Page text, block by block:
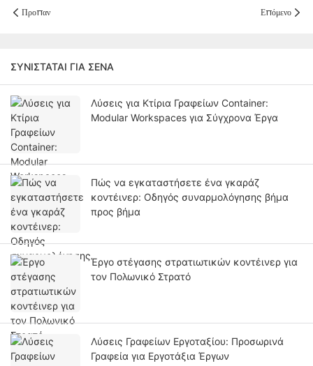
Προπαν Επόμενο
ΣΥΝΙΣΤΆΤΑΙ ΓΙΑ ΣΈΝΑ
Λύσεις για Κτίρια Γραφείων Container:
Modular Workspaces για Σύγχρονα Έργα
Πώς να εγκαταστήσετε ένα γκαράζ
κοντέινερ: Οδηγός συναρμολόγησης βήμα
προς βήμα
Έργο στέγασης στρατιωτικών κοντέινερ για
τον Πολωνικό Στρατό
Λύσεις Γραφείων Εργοταξίου: Προσωρινά
Γραφεία για Εργοτάξια Έργων